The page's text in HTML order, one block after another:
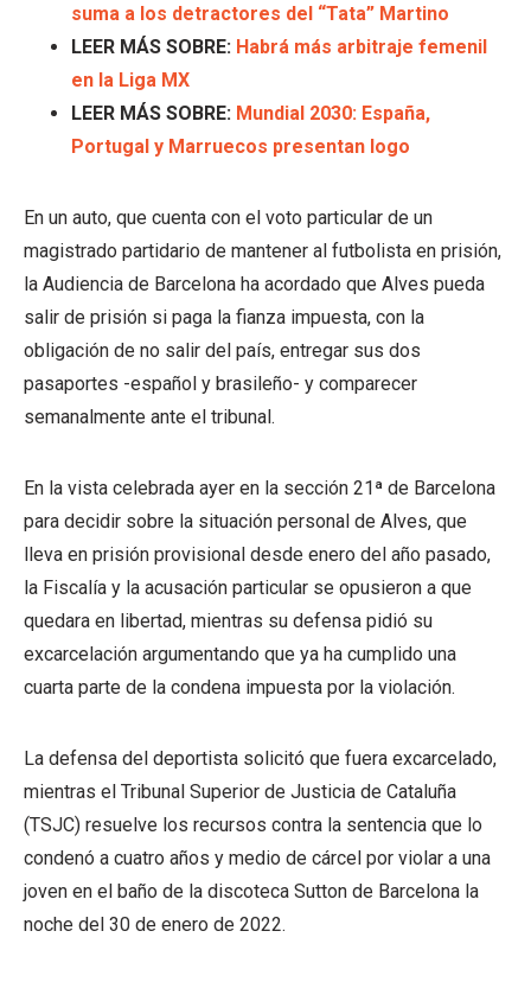
suma a los detractores del “Tata” Martino
LEER MÁS SOBRE: Habrá más arbitraje femenil
en la Liga MX
LEER MÁS SOBRE: Mundial 2030: España,
Portugal y Marruecos presentan logo
En un auto, que cuenta con el voto particular de un
magistrado partidario de mantener al futbolista en prisión,
la Audiencia de Barcelona ha acordado que Alves pueda
salir de prisión si paga la fianza impuesta, con la
obligación de no salir del país, entregar sus dos
pasaportes -español y brasileño- y comparecer
semanalmente ante el tribunal.
En la vista celebrada ayer en la sección 21ª de Barcelona
para decidir sobre la situación personal de Alves, que
lleva en prisión provisional desde enero del año pasado,
la Fiscalía y la acusación particular se opusieron a que
quedara en libertad, mientras su defensa pidió su
excarcelación argumentando que ya ha cumplido una
cuarta parte de la condena impuesta por la violación.
La defensa del deportista solicitó que fuera excarcelado,
mientras el Tribunal Superior de Justicia de Cataluña
(TSJC) resuelve los recursos contra la sentencia que lo
condenó a cuatro años y medio de cárcel por violar a una
joven en el baño de la discoteca Sutton de Barcelona la
noche del 30 de enero de 2022.